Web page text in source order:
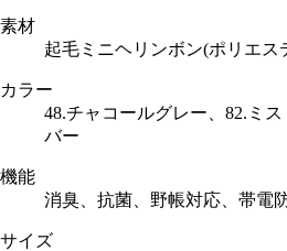
素材
起毛ミニヘリンボン(ポリエス
カラー
48.チャコールグレー、82.ミ
バー
機能
消臭、抗菌、野帳対応、帯電
サイズ